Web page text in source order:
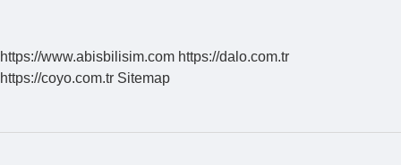
https://www.abisbilisim.com https://dalo.com.tr
https://coyo.com.tr Sitemap